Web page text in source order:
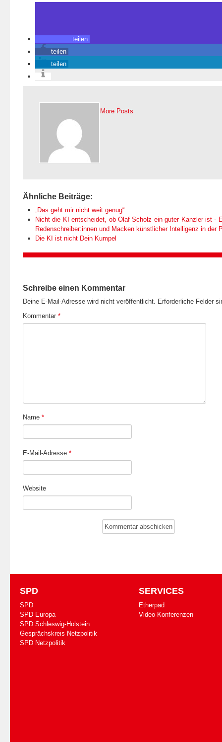
teilen
teilen
teilen
More Posts
Ähnliche Beiträge:
„Das geht mir nicht weit genug“
Nicht die KI entscheidet, ob Olaf Scholz ein guter Kanzler ist -
Redenschreiber:innen und Macken künstlicher Intelligenz in der
Die KI ist nicht Dein Kumpel
Schreibe einen Kommentar
Deine E-Mail-Adresse wird nicht veröffentlicht. Erforderliche Felder
Kommentar *
Name *
E-Mail-Adresse *
Website
SPD
SPD
SPD Europa
SPD Schleswig-Holstein
Gesprächskreis Netzpolitik
SPD Netzpolitik
SERVICES
Etherpad
Video-Konferenzen